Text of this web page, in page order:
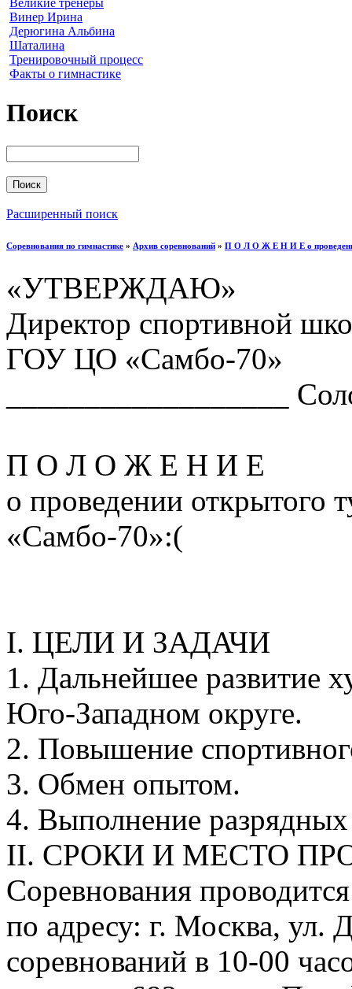
Великие тренеры
Винер Ирина
Дерюгина Альбина
Шаталина
Тренировочный процесс
Факты о гимнастике
Поиск
Расширенный поиск
Соревнования по гимнастике » Архив соревнований » П О Л О Ж Е Н И Е о
«УТВЕРЖДАЮ»
Директор спортивной
ГОУ ЦО «Самбо-70»
__________________
П О Л О Ж Е Н И Е
о проведении открытого
«Самбо-70»:(
I. ЦЕЛИ И ЗАДАЧИ
1. Дальнейшее развитие
Юго-Западном округе.
2. Повышение
3. Обмен опытом.
4. Выполнение
II. СРОКИ И МЕСТО
Соревнования
по адресу: г. Москва, ул.
соревнований в 10-00